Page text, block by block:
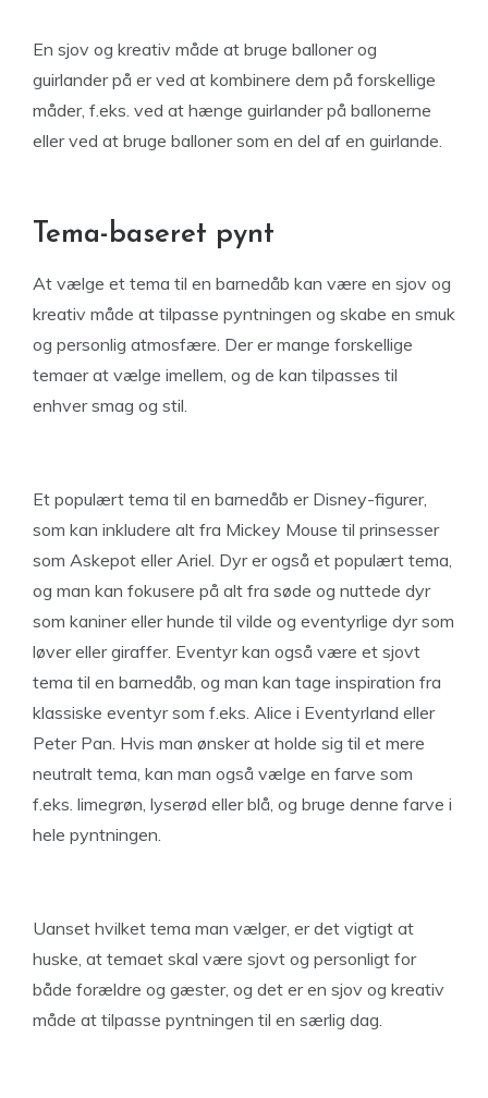
En sjov og kreativ måde at bruge balloner og
guirlander på er ved at kombinere dem på forskellige
måder, f.eks. ved at hænge guirlander på ballonerne
eller ved at bruge balloner som en del af en guirlande.
Tema-baseret pynt
At vælge et tema til en barnedåb kan være en sjov og
kreativ måde at tilpasse pyntningen og skabe en smuk
og personlig atmosfære. Der er mange forskellige
temaer at vælge imellem, og de kan tilpasses til
enhver smag og stil.
Et populært tema til en barnedåb er Disney-figurer,
som kan inkludere alt fra Mickey Mouse til prinsesser
som Askepot eller Ariel. Dyr er også et populært tema,
og man kan fokusere på alt fra søde og nuttede dyr
som kaniner eller hunde til vilde og eventyrlige dyr som
løver eller giraffer. Eventyr kan også være et sjovt
tema til en barnedåb, og man kan tage inspiration fra
klassiske eventyr som f.eks. Alice i Eventyrland eller
Peter Pan. Hvis man ønsker at holde sig til et mere
neutralt tema, kan man også vælge en farve som
f.eks. limegrøn, lyserød eller blå, og bruge denne farve i
hele pyntningen.
Uanset hvilket tema man vælger, er det vigtigt at
huske, at temaet skal være sjovt og personligt for
både forældre og gæster, og det er en sjov og kreativ
måde at tilpasse pyntningen til en særlig dag.